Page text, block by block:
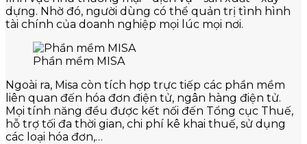
dựng. Nhờ đó, người dùng có thể quản trị tình hình
tài chính của doanh nghiệp mọi lúc mọi nơi.
Phần mềm MISA
Ngoài ra, Misa còn tích hợp trực tiếp các phần mềm
liên quan đến hóa đơn điện tử, ngân hàng điện tử.
Mọi tính năng đều được kết nối đến Tổng cục Thuế,
hỗ trợ tối đa thời gian, chi phí kê khai thuế, sử dụng
các loại hóa đơn,…